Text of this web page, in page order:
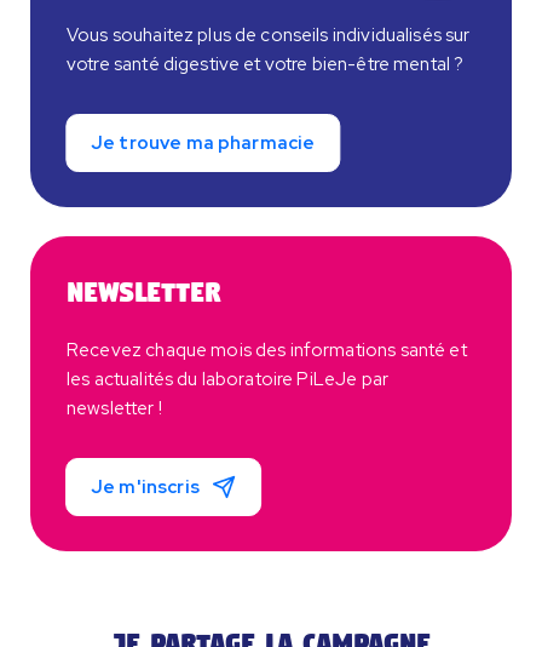
Vous souhaitez plus de conseils individualisés sur
votre santé digestive et votre bien-être mental ?
Je trouve ma pharmacie
Newsletter
Recevez chaque mois des informations santé et
les actualités du laboratoire PiLeJe par
newsletter !
Je m'inscris